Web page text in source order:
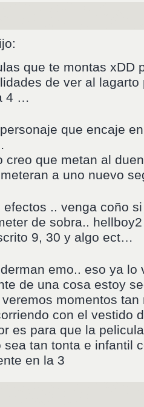
que te montas xDD
de ver al
4 …
que encaje
creo que metan al
a uno nuevo
efectos .. venga coño
de sobra..
9, 30 y algo ect…
emo.. eso ya lo
de una cosa estoy
momentos
con el vestido
es para que la
sea tan tonta e infantil
en la 3